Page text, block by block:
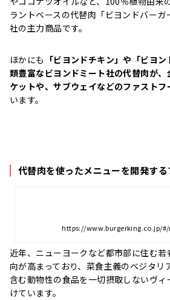
ラントベースの代替肉「ビヨンドバーガ
社の主力商品です。
ほかにも 「ビヨンドチキン」や「ビヨ
類豊富なビヨンドミート社の代替肉が
ケットや、サブウェイなどのファストフ
います。
代替肉を使ったメニューを開発す
https://www.burgerking.co.jp/
近年、ニューヨークなど都市部に住む
向が高まっており、菜食主義のベジタリ
含む動物性の食品を一切摂取しないヴ
けています。